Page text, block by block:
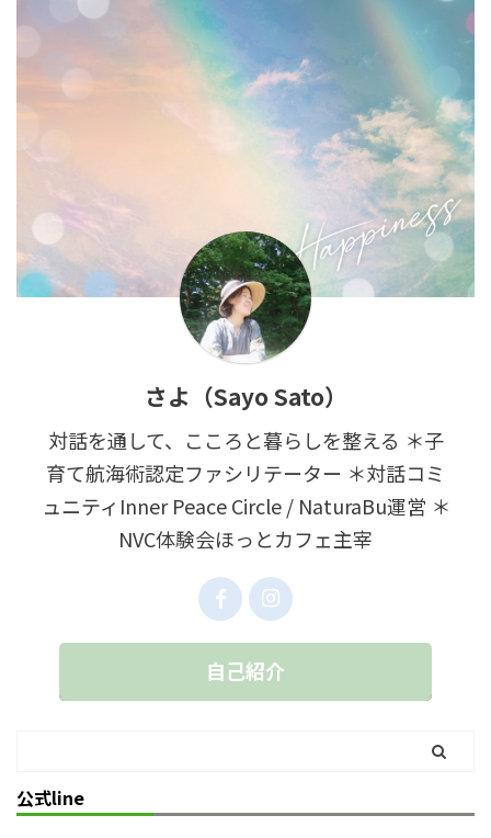
さよ（Sayo Sato）
対話を通して、こころと暮らしを整える ＊子
育て航海術認定ファシリテーター ＊対話コミ
ュニティInner Peace Circle / NaturaBu運営 ＊
NVC体験会ほっとカフェ主宰
自己紹介
公式line